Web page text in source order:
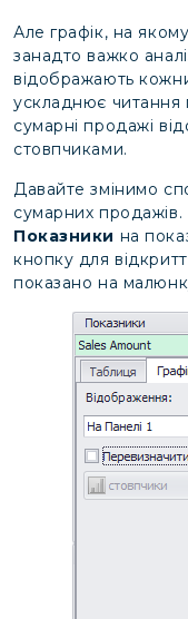
Але графік, на
занадто важко
відображають
ускладнює читання
сумарні продажі
стовпчиками.
Давайте змінимо
сумарних
Показники на
кнопку для
показано на